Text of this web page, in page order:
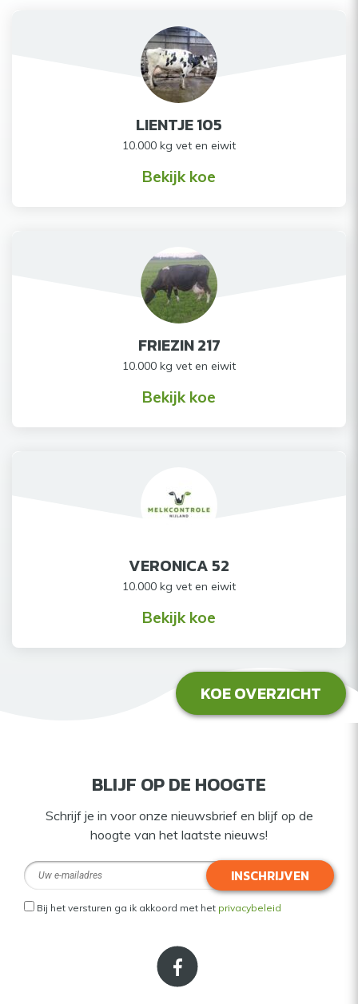
LIENTJE 105
10.000 kg vet en eiwit
Bekijk koe
FRIEZIN 217
10.000 kg vet en eiwit
Bekijk koe
VERONICA 52
10.000 kg vet en eiwit
Bekijk koe
KOE OVERZICHT
BLIJF OP DE HOOGTE
Schrijf je in voor onze nieuwsbrief en blijf op de
hoogte van het laatste nieuws!
INSCHRIJVEN
Bij het versturen ga ik akkoord met het privacybeleid